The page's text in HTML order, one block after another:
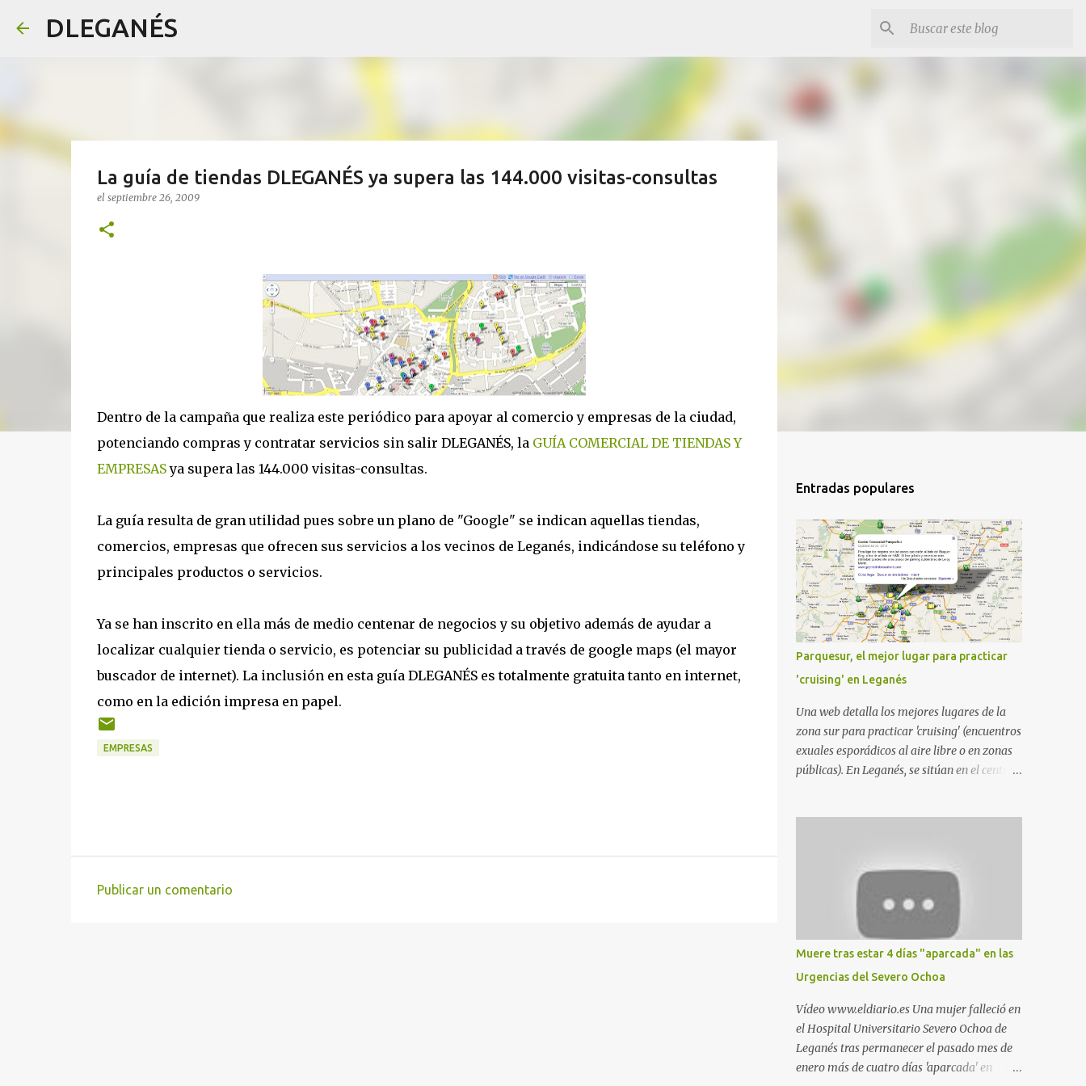
DLEGANÉS
La guía de tiendas DLEGANÉS ya supera las 144.000 visitas-consultas
el septiembre 26, 2009
Dentro de la campaña que realiza este periódico para apoyar al comercio y empresas de la ciudad,
potenciando compras y contratar servicios sin salir DLEGANÉS, la GUÍA COMERCIAL DE TIENDAS Y
EMPRESASya supera las 144.000 visitas-consultas.
La guía resulta de gran utilidad pues sobre un plano de "Google" se indican aquellas tiendas,
comercios, empresas que ofrecen sus servicios a los vecinos de Leganés, indicándose su teléfono y
principales productos o servicios.
Ya se han inscrito en ella más de medio centenar de negocios y su objetivo además de ayudar a
localizar cualquier tienda o servicio, es potenciar su publicidad a través de google maps (el mayor
buscador de internet). La inclusión en esta guía DLEGANÉS es totalmente gratuita tanto en internet,
como en la edición impresa en papel.
EMPRESAS
Publicar un comentario
Entradas populares
Parquesur, el mejor lugar para practicar
'cruising' en Leganés
Una web detalla los mejores lugares de la
zona sur para practicar 'cruising' (encuentros
exuales esporádicos al aire libre o en zonas
públicas). En Leganés, se sitúan en el centro
indica esta información recopilada por los
propios practicantes. 'Ante la crisis, disfrute' ,
señalan. "Cruising: Parquesur: para ligar
baños junto a Burger King o H&M. Y si has
pillado pareja ocacional, parking
subterráneo de Leroy Merlin. Otro espacio
para el 'cruising' es enfrente al tanatorio
(junto al estadio municipal de Butarque) y
caminos entre el estadio y Plaza Nueva. Otro
lugar: Escombrera de Polvoranca, entre
Leganés y Móstoles También en el parque de
Muere tras estar 4 días "aparcada" en las
Urgencias del Severo Ochoa
Vídeo www.eldiario.es Una mujer falleció en
el Hospital Universitario Severo Ochoa de
Leganés tras permanecer el pasado mes de
enero más de cuatro días 'aparcada' en